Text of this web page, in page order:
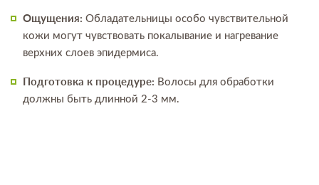
Ощущения: Обладательницы особо чувствительной
кожи могут чувствовать покалывание и нагревание
верхних слоев эпидермиса.
Подготовка к процедуре: Волосы для обработки
должны быть длинной 2-3 мм.